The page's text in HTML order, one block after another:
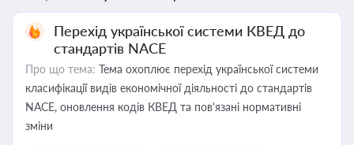
Перехід української системи КВЕД до
стандартів NACE
Про що тема: Тема охоплює перехід української системи
класифікації видів економічної діяльності до стандартів
NACE, оновлення кодів КВЕД та пов'язані нормативні
зміни